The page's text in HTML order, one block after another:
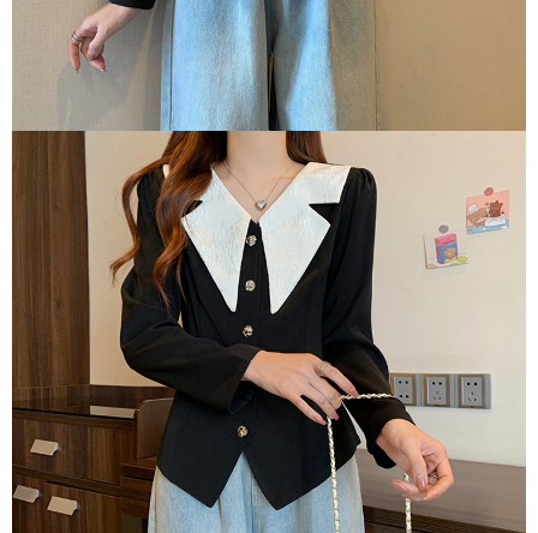
國家/地區配送